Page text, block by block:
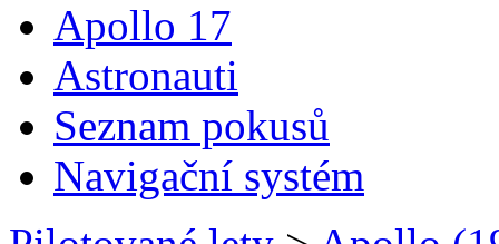
Apollo 17
Astronauti
Seznam pokusů
Navigační systém